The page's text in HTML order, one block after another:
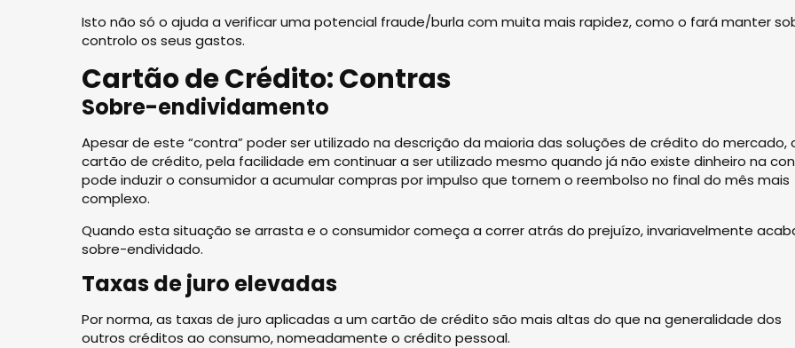
Isto não só o ajuda a verificar uma potencial fraude/burla com muita mais rapidez, como o fará manter
controlo os seus gastos.
Cartão de Crédito: Contras
Sobre-endividamento
Apesar de este “contra” poder ser utilizado na descrição da maioria das soluções de crédito do mercado,
cartão de crédito, pela facilidade em continuar a ser utilizado mesmo quando já não existe dinheiro na
pode induzir o consumidor a acumular compras por impulso que tornem o reembolso no final do mês mais
complexo.
Quando esta situação se arrasta e o consumidor começa a correr atrás do prejuízo, invariavelmente
sobre-endividado.
Taxas de juro elevadas
Por norma, as taxas de juro aplicadas a um cartão de crédito são mais altas do que na generalidade dos
outros créditos ao consumo, nomeadamente o crédito pessoal.